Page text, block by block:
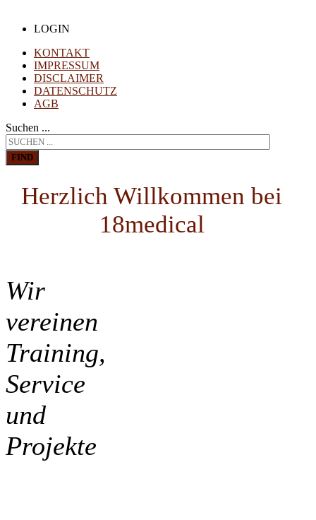
LOGIN
KONTAKT
IMPRESSUM
DISCLAIMER
DATENSCHUTZ
AGB
Suchen ...
FIND
Herzlich Willkommen bei
18medical
Wir
vereinen
Training,
Service
und
Projekte